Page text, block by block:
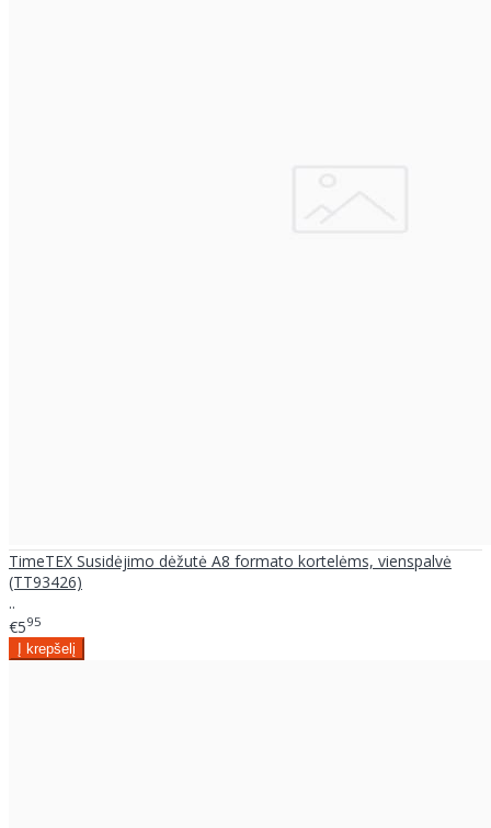
TimeTEX Susidėjimo dėžutė A8 formato kortelėms, vienspalvė
(TT93426)
..
€595